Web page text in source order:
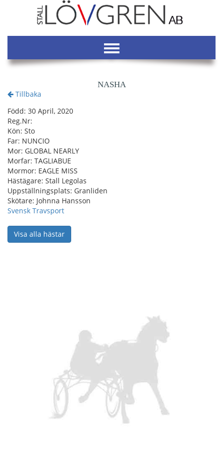
NASHA
Tillbaka
Född: 30 April, 2020
Reg.Nr:
Kön: Sto
Far: NUNCIO
Mor: GLOBAL NEARLY
Morfar: TAGLIABUE
Mormor: EAGLE MISS
Hästägare: Stall Legolas
Uppställningsplats: Granliden
Skötare: Johnna Hansson
Svensk Travsport
Visa alla hästar